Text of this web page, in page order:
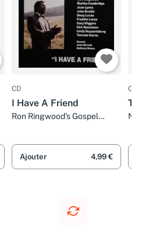
CD
I Have A Friend
Ron Ringwood's Gospel
Ajouter 4,99 €
CD